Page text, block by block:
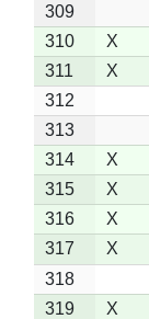
309
310
X
311
X
312
313
314
X
315
X
316
X
317
X
318
319
X